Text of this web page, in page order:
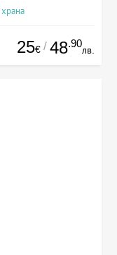
25€ / 48.90
лв.